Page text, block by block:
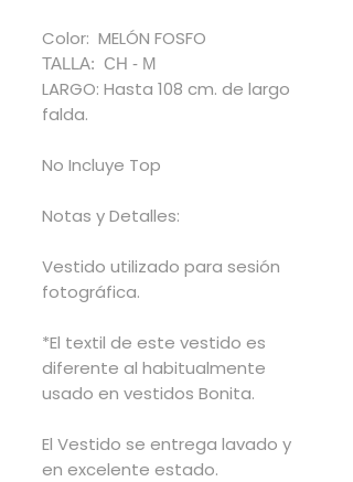
Color: MELÓN FOSFO
TALLA: CH - M
LARGO: Hasta 108 cm. de largo
falda.
No Incluye Top
Notas y Detalles:
Vestido utilizado para sesión
fotográfica.
*El textil de este vestido es
diferente al habitualmente
usado en vestidos Bonita.
El Vestido se entrega lavado y
en excelente estado.